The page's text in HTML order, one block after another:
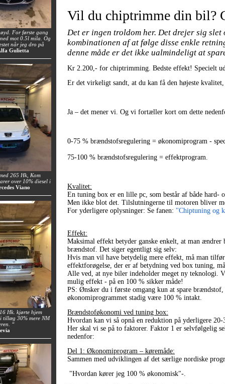
For første gang
mot 0.5l mila. Og
når jeg dro på
Gulietta
265 Hk, Kom
over 10% diesel i
Viano
Hk. kjørte hjem
tillæg 30% mere NM
“
Vil du chiptrimme din bil?
Det er ingen troldom her. Det drejer sig
kombinationen af at følge disse enkle
denne måde er det ikke ualmindeligt at
Kr 2.200,- for chiptrimming. Bedste effekt! Specielt
Er det virkeligt sandt, at du kan få den højeste
Ja – det mener vi. Og vi fortæller kort om dette
0-75 % brændstofsregulering = økonomiprogram -
75-100 % brændstofsregulering = effektprogram.
Kvalitet:
En tuning box er en lille pc, som består af både hard-
Men ikke blot det. Tilslutningerne til motoren bliver
For yderligere oplysninger: Se fanen: "Chiptuning og
Effekt:
Maksimal effekt betyder ganske enkelt, at man
brændstof. Det siger egentligt sig selv:
Hvis man vil have betydelig mere effekt, må man
effektforøgelse, der er af betydning ved box tuning,
Alle ved, at nye biler indeholder meget ny teknologi.
mulig effekt - på en 100 % sikker måde!
PS: Ønsker du i første omgang kun at spare
økonomiprogrammet stadig være 100 % intakt.
Brændstoføkonomi ved tuning box:
Hvordan kan vi så opnå en reduktion på yderligere 20-
Her skal vi se på to faktorer. Faktor 1 er selvfølgelig
nedenfor:
Del 1: Økonomiprogram – køremåde:
Sammen med udviklingen af det særlige nordiske
"Hvordan kører jeg 100 % økonomisk"-.